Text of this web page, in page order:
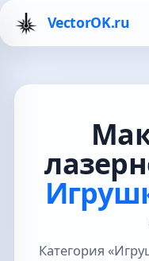
VectorOK.ru
Категория